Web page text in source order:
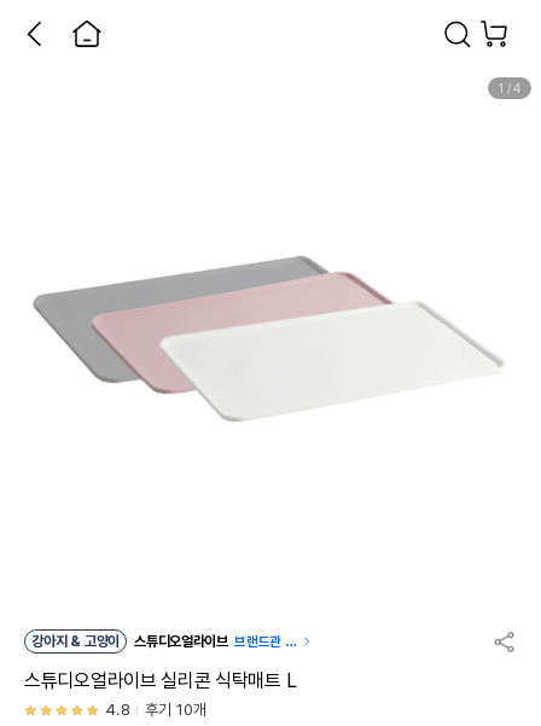
1 /4
강아지 & 고양이 스튜디오얼라이브 브랜드관 이
스튜디오얼라이브 실리콘 식탁매트 L
4.8 후기 10개